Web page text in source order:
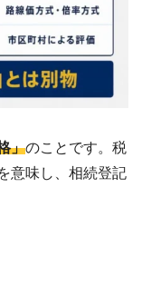
」のことです。税
意味し、相続登記